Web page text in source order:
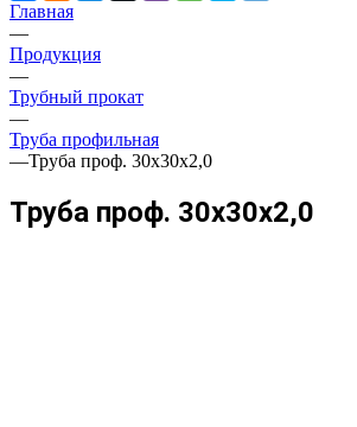
Главная
—
Продукция
—
Трубный прокат
—
Труба профильная
—Труба проф. 30х30х2,0
Труба проф. 30х30х2,0